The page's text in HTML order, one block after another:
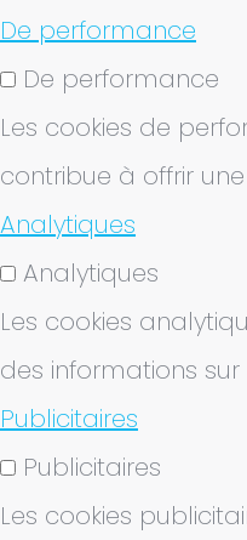
De performance
De performance
Les cookies de
contribue à offrir
Analytiques
Analytiques
Les cookies
des informations
Publicitaires
Publicitaires
Les cookies